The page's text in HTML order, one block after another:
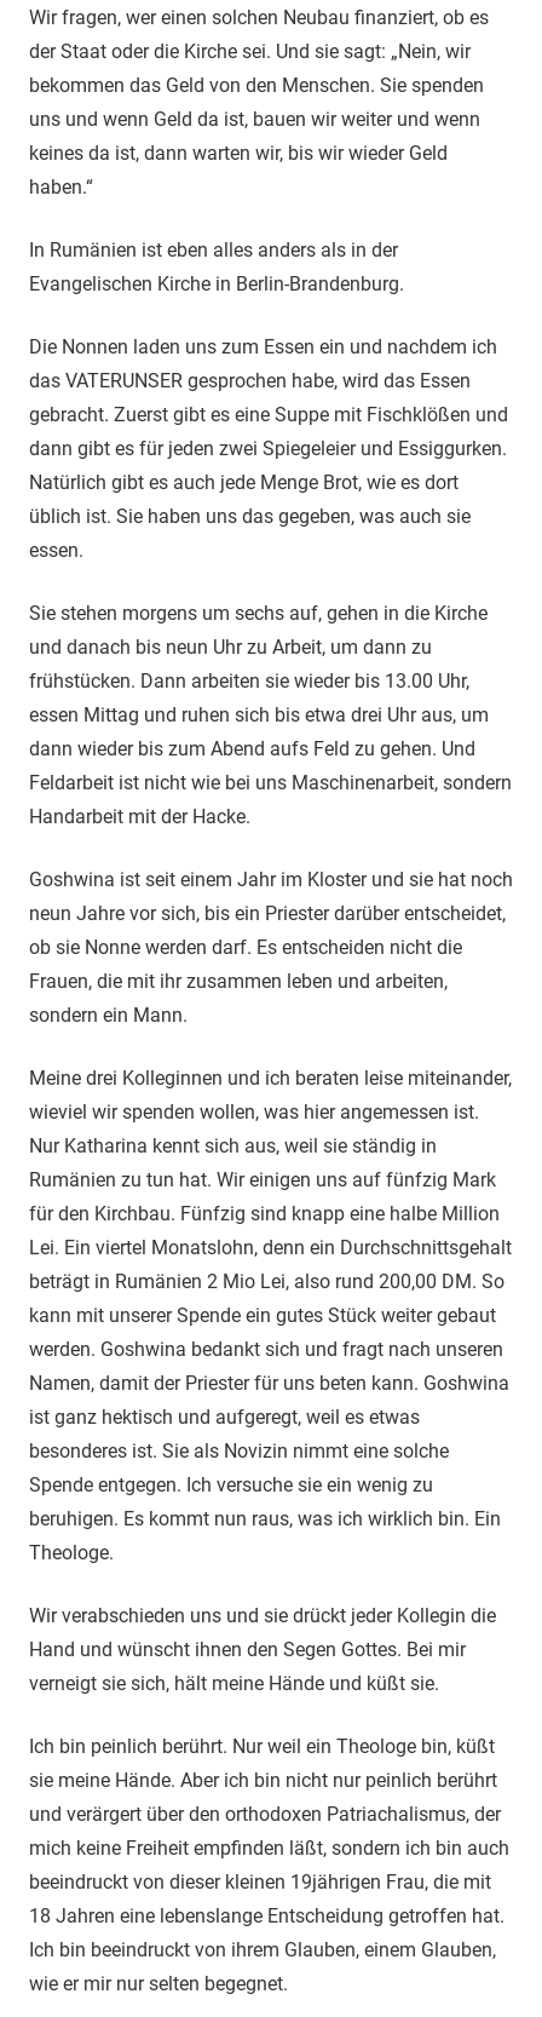
Wir fragen, wer einen solchen Neubau finanziert, ob es
der Staat oder die Kirche sei. Und sie sagt: „Nein, wir
bekommen das Geld von den Menschen. Sie spenden
uns und wenn Geld da ist, bauen wir weiter und wenn
keines da ist, dann warten wir, bis wir wieder Geld
haben.“
In Rumänien ist eben alles anders als in der
Evangelischen Kirche in Berlin-Brandenburg.
Die Nonnen laden uns zum Essen ein und nachdem ich
das VATERUNSER gesprochen habe, wird das Essen
gebracht. Zuerst gibt es eine Suppe mit Fischklößen und
dann gibt es für jeden zwei Spiegeleier und Essiggurken.
Natürlich gibt es auch jede Menge Brot, wie es dort
üblich ist. Sie haben uns das gegeben, was auch sie
essen.
Sie stehen morgens um sechs auf, gehen in die Kirche
und danach bis neun Uhr zu Arbeit, um dann zu
frühstücken. Dann arbeiten sie wieder bis 13.00 Uhr,
essen Mittag und ruhen sich bis etwa drei Uhr aus, um
dann wieder bis zum Abend aufs Feld zu gehen. Und
Feldarbeit ist nicht wie bei uns Maschinenarbeit, sondern
Handarbeit mit der Hacke.
Goshwina ist seit einem Jahr im Kloster und sie hat noch
neun Jahre vor sich, bis ein Priester darüber entscheidet,
ob sie Nonne werden darf. Es entscheiden nicht die
Frauen, die mit ihr zusammen leben und arbeiten,
sondern ein Mann.
Meine drei Kolleginnen und ich beraten leise miteinander,
wieviel wir spenden wollen, was hier angemessen ist.
Nur Katharina kennt sich aus, weil sie ständig in
Rumänien zu tun hat. Wir einigen uns auf fünfzig Mark
für den Kirchbau. Fünfzig sind knapp eine halbe Million
Lei. Ein viertel Monatslohn, denn ein Durchschnittsgehalt
beträgt in Rumänien 2 Mio Lei, also rund 200,00 DM. So
kann mit unserer Spende ein gutes Stück weiter gebaut
werden. Goshwina bedankt sich und fragt nach unseren
Namen, damit der Priester für uns beten kann. Goshwina
ist ganz hektisch und aufgeregt, weil es etwas
besonderes ist. Sie als Novizin nimmt eine solche
Spende entgegen. Ich versuche sie ein wenig zu
beruhigen. Es kommt nun raus, was ich wirklich bin. Ein
Theologe.
Wir verabschieden uns und sie drückt jeder Kollegin die
Hand und wünscht ihnen den Segen Gottes. Bei mir
verneigt sie sich, hält meine Hände und küßt sie.
Ich bin peinlich berührt. Nur weil ein Theologe bin, küßt
sie meine Hände. Aber ich bin nicht nur peinlich berührt
und verärgert über den orthodoxen Patriachalismus, der
mich keine Freiheit empfinden läßt, sondern ich bin auch
beeindruckt von dieser kleinen 19jährigen Frau, die mit
18 Jahren eine lebenslange Entscheidung getroffen hat.
Ich bin beeindruckt von ihrem Glauben, einem Glauben,
wie er mir nur selten begegnet.